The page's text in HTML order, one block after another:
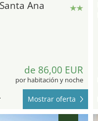
Ana
de 86,00 EUR
por habitación y noche
Mostrar oferta